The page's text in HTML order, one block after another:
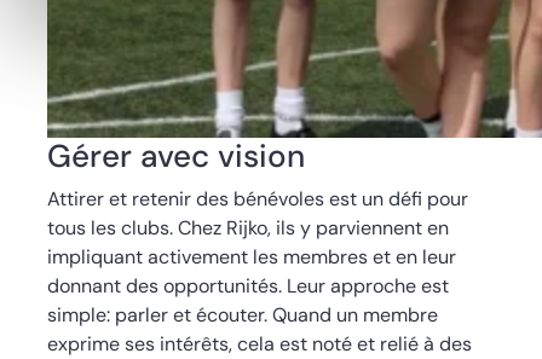
Gérer avec vision
Attirer et retenir des bénévoles est un défi pour
tous les clubs. Chez Rijko, ils y parviennent en
impliquant activement les membres et en leur
donnant des opportunités. Leur approche est
simple: parler et écouter. Quand un membre
exprime ses intérêts, cela est noté et relié à des